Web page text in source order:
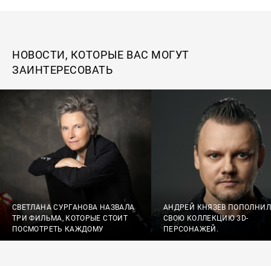
НОВОСТИ, КОТОРЫЕ ВАС МОГУТ
ЗАИНТЕРЕСОВАТЬ
СВЕТЛАНА СУРГАНОВА НАЗВАЛА
ТРИ ФИЛЬМА, КОТОРЫЕ СТОИТ
ПОСМОТРЕТЬ КАЖДОМУ
АНДРЕЙ КНЯЗЕВ ПОПОЛНИЛ
СВОЮ КОЛЛЕКЦИЮ 3D-
ПЕРСОНАЖЕЙ.